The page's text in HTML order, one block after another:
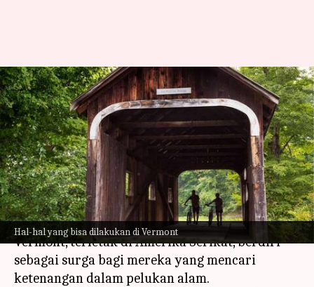
Hal-hal yang bisa dilakukan di Vermont
Rasakan ketenangan di
pegunungan hijau Vermont:
Hal-hal menyenangkan yang
bisa dilakukan
menulis Bob Mar 19, 2024 11:58 am
Apa ceritanya
Vermont, terletak di Amerika Serikat, berdiri
sebagai surga bagi mereka yang mencari
ketenangan dalam pelukan alam.